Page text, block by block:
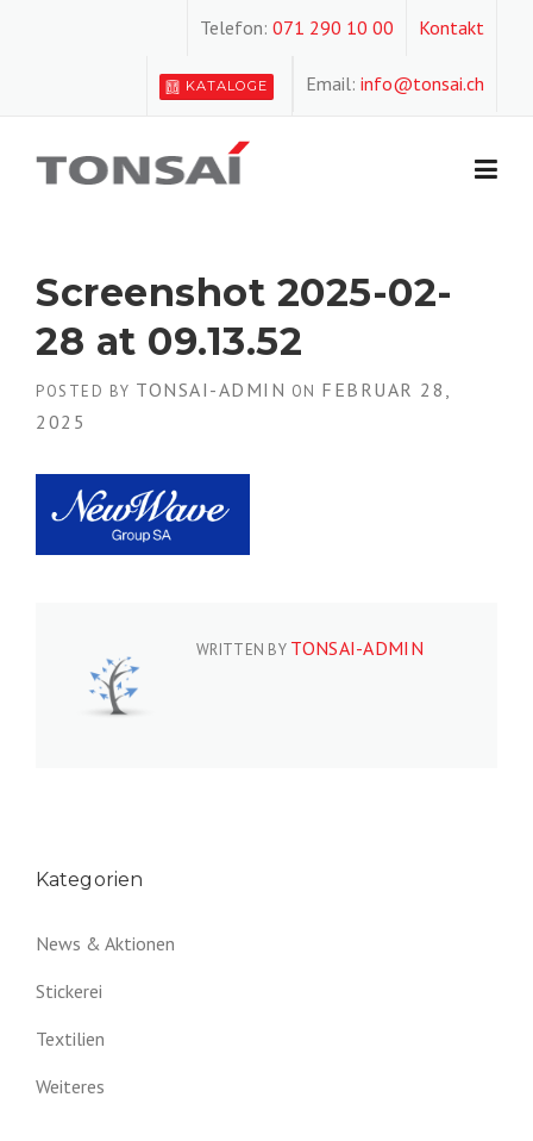
Kontakt
Telefon: 071 290 10 00
Email: info@tonsai.ch
KATALOGE
Screenshot 2025-02-
28 at 09.13.52
POSTED BY TONSAI-ADMIN ON FEBRUAR 28,
2025
WRITTEN BY TONSAI-ADMIN
Kategorien
News & Aktionen
Stickerei
Textilien
Weiteres